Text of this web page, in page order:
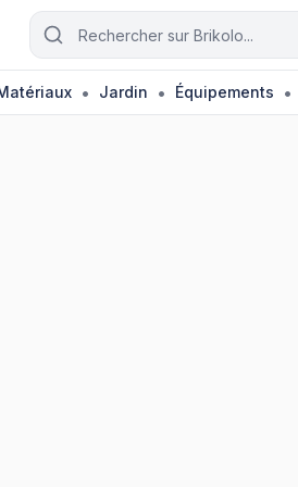
Rechercher un outil ou matériau
• Jardin • Équipements •